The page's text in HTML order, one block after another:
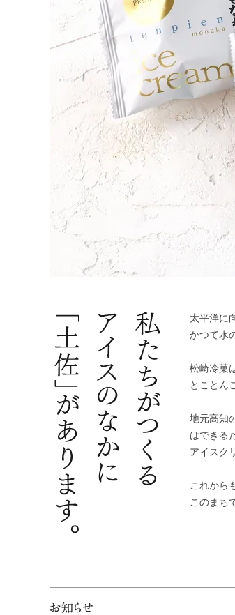
太平洋に
かつて水
松崎冷菓
とことん
地元高知
はできる
アイスク
これから
このまち